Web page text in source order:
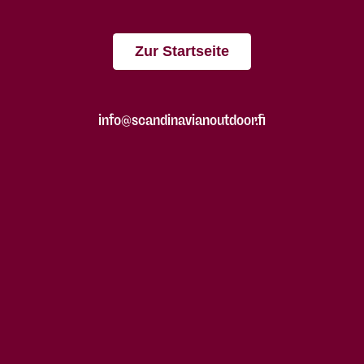
Zur Startseite
info@scandinavianoutdoor.fi